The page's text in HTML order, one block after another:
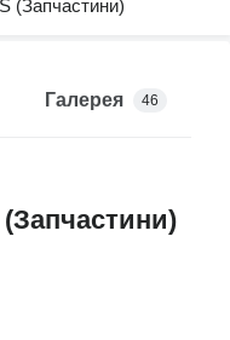
Галерея 46